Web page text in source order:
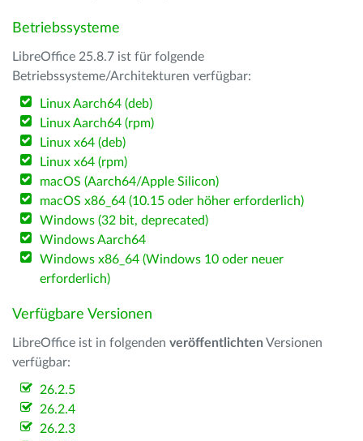
Betriebssysteme
LibreOffice 25.8.7 ist für folgende
Betriebssysteme/Architekturen verfügbar:
Linux Aarch64 (deb)
Linux Aarch64 (rpm)
Linux x64 (deb)
Linux x64 (rpm)
macOS (Aarch64/Apple Silicon)
macOS x86_64 (10.15 oder höher erforderlich)
Windows (32 bit, deprecated)
Windows Aarch64
Windows x86_64 (Windows 10 oder neuer
erforderlich)
Verfügbare Versionen
LibreOffice ist in folgenden veröffentlichten Versionen
verfügbar:
26.2.5
26.2.4
26.2.3